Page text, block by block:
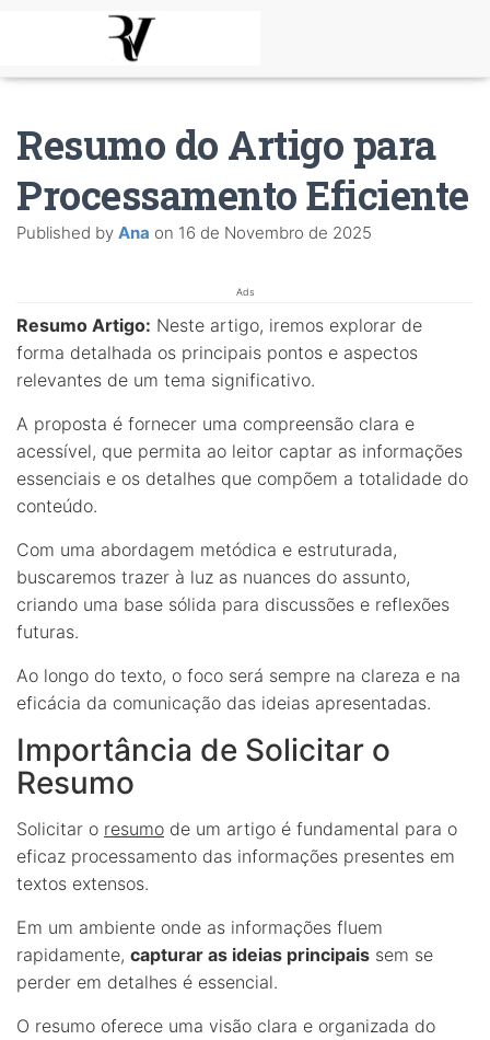
Resumo do Artigo para
Processamento Eficiente
Published by Ana on 16 de Novembro de 2025
Ads
Resumo Artigo: Neste artigo, iremos explorar de
forma detalhada os principais pontos e aspectos
relevantes de um tema significativo.
A proposta é fornecer uma compreensão clara e
acessível, que permita ao leitor captar as informações
essenciais e os detalhes que compõem a totalidade do
conteúdo.
Com uma abordagem metódica e estruturada,
buscaremos trazer à luz as nuances do assunto,
criando uma base sólida para discussões e reflexões
futuras.
Ao longo do texto, o foco será sempre na clareza e na
eficácia da comunicação das ideias apresentadas.
Importância de Solicitar o
Resumo
Solicitar o resumo de um artigo é fundamental para o
eficaz processamento das informações presentes em
textos extensos.
Em um ambiente onde as informações fluem
rapidamente, capturar as ideias principais sem se
perder em detalhes é essencial.
O resumo oferece uma visão clara e organizada do